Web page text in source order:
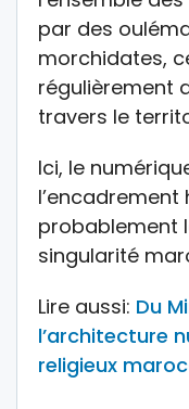
par des
morchidates,
régulièrement
travers le
Ici, le
l’encadrement
probablement
singularité
Lire aussi: Du
l’architecture
religieux